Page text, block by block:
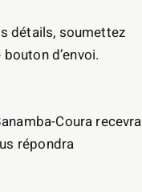
détails, soumettez
d’envoi.
Coura recevra
répondra